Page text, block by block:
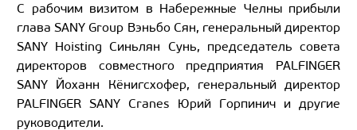
С рабочим визитом в Набережные Челны прибыли
глава SANY Group Вэньбо Сян, генеральный директор
SANY Hoisting Синьлян Сунь, председатель совета
директоров совместного предприятия PALFINGER
SANY Йоханн Кёнигсхофер, генеральный директор
PALFINGER SANY Cranes Юрий Горпинич и другие
руководители.